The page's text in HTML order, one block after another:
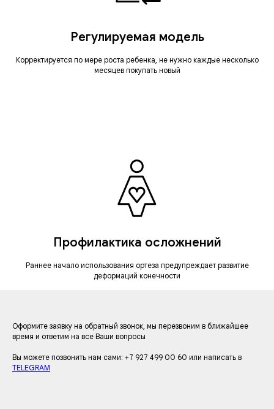
Регулируемая модель
Корректируется по мере роста ребенка, не нужно каждые несколько
месяцев покупать новый
Профилактика осложнений
Раннее начало использования ортеза предупреждает развитие
деформаций конечности
Оформите заявку на обратный звонок, мы перезвоним в ближайшее
время и ответим на все Ваши вопросы
Вы можете позвонить нам сами: +7 927 499 00 60 или написать в
TELEGRAM